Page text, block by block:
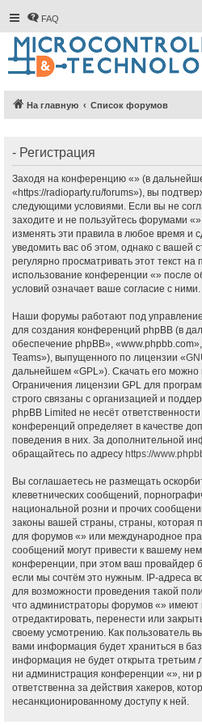
FAQ
На главную Список форумов
- Регистрация
Заходя на конференцию «» (в
«https://radioparty.ru/forums»), вы
следующими условиями. Если вы не
заходите и не пользуйтесь форумами
изменять эти правила в любое время и
уведомить вас об этом, однако с
регулярно просматривать этот текст на
использование конференции «» после
условий означает ваше согласие с ними.
Наши форумы работают под
для создания конференций phpBB (в
обеспечение phpBB»,
Teams»), выпущенного по лицензии «
дальнейшем «GPL»). Скачать его можно
Ограничения лицензии GPL для
строго связаны с организацией и
phpBB Limited не несёт
конференций определяет в качестве
поведения в них. За дополнительной
обращайтесь по адресу https://
Вы соглашаетесь не размещать
клеветнических сообщений,
национальной розни и прочих
законы вашей страны, страны, которая
для форумов «» или международное
сообщений могут привести к вашему
конференции, при этом ваш провайдер
если мы сочтём это нужным. IP-адреса
для возможности проведения такой
что администраторы форумов «» имеют
отредактировать, перенести или
своему усмотрению. Как пользователь
вами информация будет храниться в
информация не будет открыта третьим
ни администрация конференции «», ни
ответственна за действия хакеров,
несанкционированному доступу к ней.